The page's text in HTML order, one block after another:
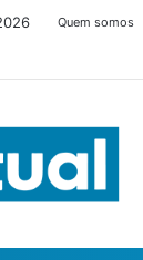
Quem somos